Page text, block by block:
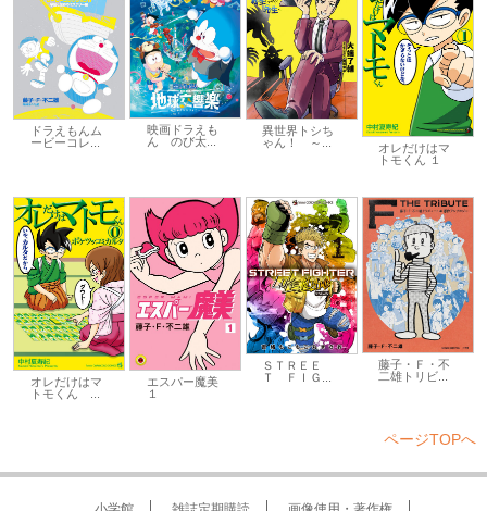
ドラえもんム
ービーコレ...
映画ドラえも
ん のび太...
異世界トシち
ゃん！ ～...
オレだけはマ
トモくん １
オレだけはマ
トモくん ...
エスパー魔美
１
ＳＴＲＥＥ
Ｔ ＦＩＧ...
藤子・Ｆ・不
二雄トリビ...
ページTOPへ